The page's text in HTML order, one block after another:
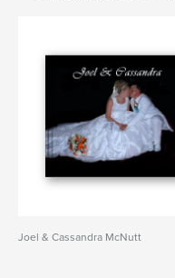
Joel & Cassandra McNutt